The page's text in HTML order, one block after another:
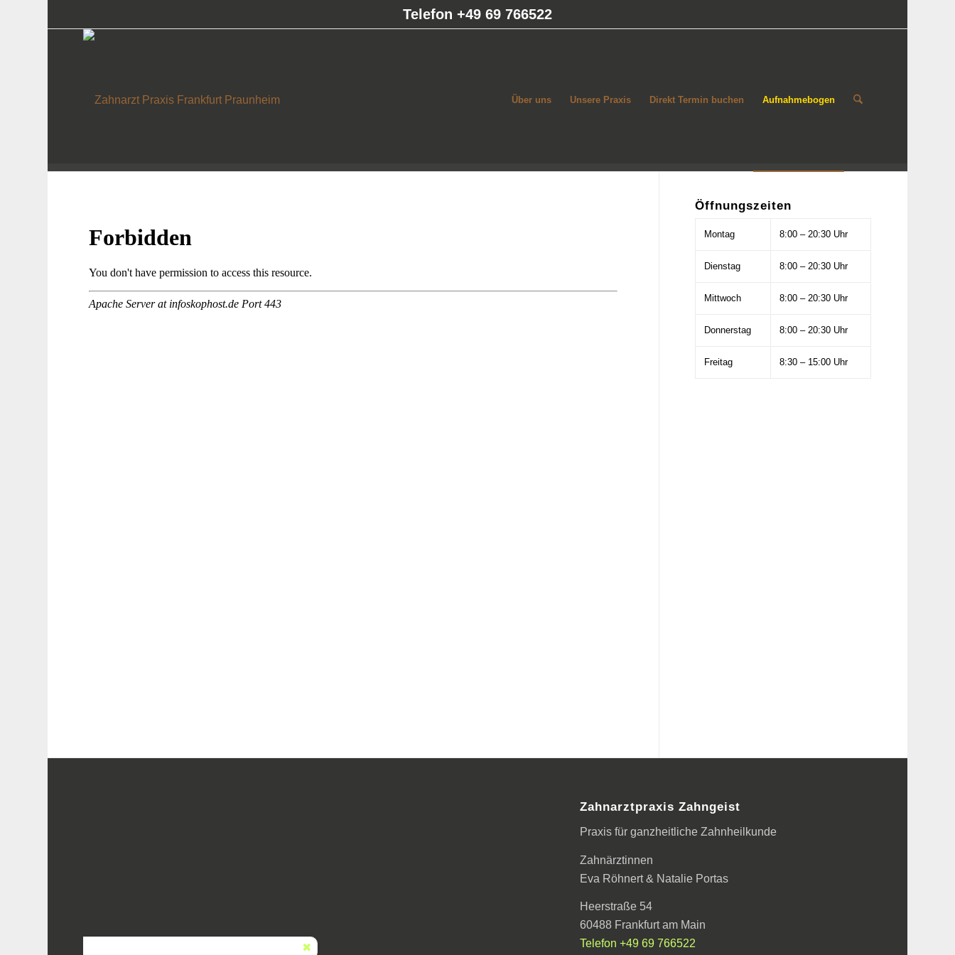
Telefon +49 69 766522
Über uns Unsere Praxis Direkt Termin buchen Aufnahmebogen
Öffnungszeiten
Montag 8:00 – 20:30 Uhr
Dienstag 8:00 – 20:30 Uhr
Mittwoch 8:00 – 20:30 Uhr
Donnerstag 8:00 – 20:30 Uhr
Freitag 8:30 – 15:00 Uhr
Zahnarztpraxis Zahngeist
Praxis für ganzheitliche Zahnheilkunde
Zahnärztinnen
Eva Röhnert & Natalie Portas
Heerstraße 54
60488 Frankfurt am Main
Telefon +49 69 766522